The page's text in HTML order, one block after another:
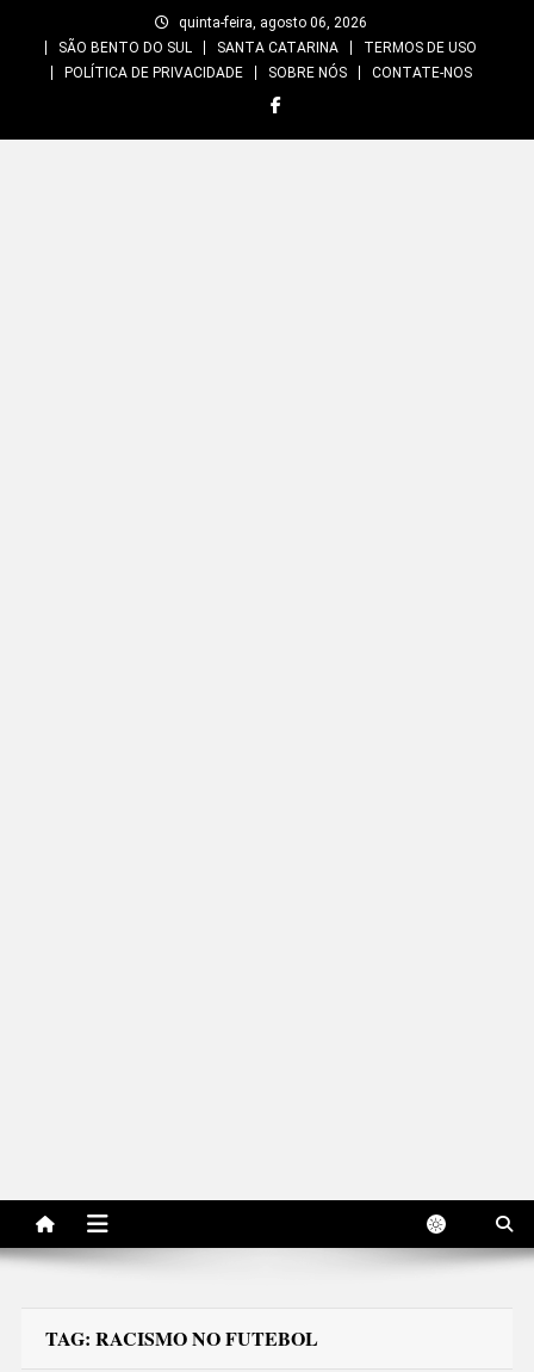
quinta-feira, agosto 06, 2026
SÃO BENTO DO SUL
SANTA CATARINA
TERMOS DE USO
POLÍTICA DE PRIVACIDADE
SOBRE NÓS CONTATE-NOS
TAG: RACISMO NO FUTEBOL